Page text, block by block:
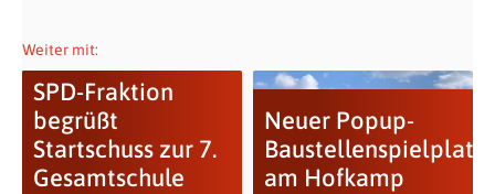
Weiter mit:
SPD-Fraktion
begrüßt
Startschuss zur 7.
Gesamtschule
Neuer Popup-
Baustellenspielplatz
am Hofkamp